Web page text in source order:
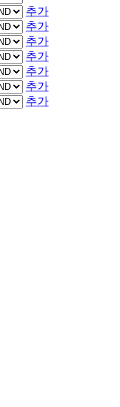
추가
추가
추가
추가
추가
추가
추가